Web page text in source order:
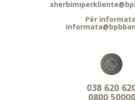
Për
038 620
0800 50000